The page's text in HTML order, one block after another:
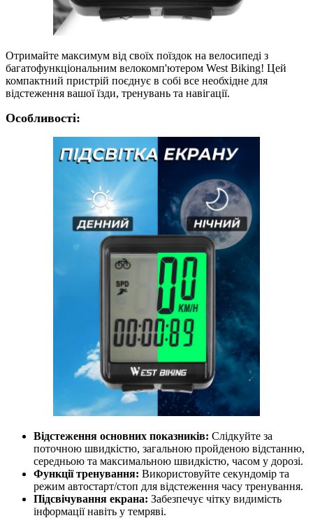
Отримайте максимум від своїх поїздок на велосипеді з
багатофункціональним велокомп'ютером West Biking! Цей
компактний пристрій поєднує в собі все необхідне для
відстеження вашої їзди, тренувань та навігації.
Особливості:
Відстеження основних показників: Слідкуйте за
поточною швидкістю, загальною пройденою відстанню,
середньою та максимальною швидкістю, часом у дорозі.
Функції тренування: Використовуйте секундомір та
режим автостарт/стоп для відстеження часу тренування.
Підсвічування екрана: Забезпечує чітку видимість
інформації навіть у темряві.